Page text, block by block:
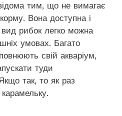
тим, що не вимагає
Вона доступна і
рибок легко можна
умовах. Багато
свій акваріум,
туди
так, то як раз